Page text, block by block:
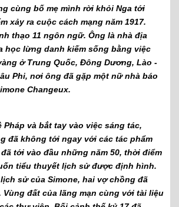
cùng bố mẹ mình rời khỏi Nga tới
xảy ra cuộc cách mạng năm 1917.
thạo 11 ngôn ngữ. Ông là nhà địa
học lừng danh kiếm sống bằng việc
ở Trung Quốc, Đông Dương, Lào -
Phi, nơi ông đã gặp một nữ nhà báo
Changeux.
Pháp và bắt tay vào việc sáng tác,
đã không tới ngay với các tác phẩm
tới vào đầu những năm 50, thời điểm
tiểu thuyết lịch sử được định hình.
lịch sử của Simone, hai vợ chồng đã
Vùng đất của lãng mạn cùng với tài liệu